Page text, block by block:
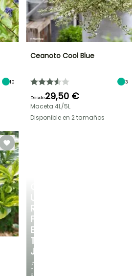
UN
RINCÓN
FRESCO
EN
TU
JARDÍN
¡Con
nuestras
plantas
10
Ceanoto Cool Blue
3
Desde29,50 €
Maceta 4L/5L
Disponible en 2 tamaños